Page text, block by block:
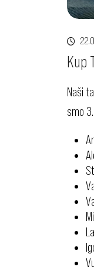
Kup
Naši
smo